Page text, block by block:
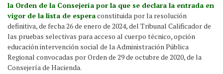
la Orden de la Consejería por la que se declara la entrada en
vigor de la lista de esperaconstituida por la resolución
definitiva, de fecha 26 de enero de 2024, del Tribunal Calificador de
las pruebas selectivas para acceso al cuerpo técnico, opción
educación intervención social de la Administración Pública
Regional convocadas por Orden de 29 de octubre de 2020, de la
Consejería de Hacienda.